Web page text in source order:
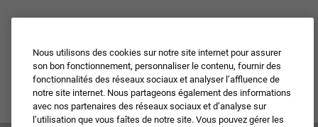
Nous utilisons des cookies sur notre site internet pour assurer
son bon fonctionnement, personnaliser le contenu, fournir des
fonctionnalités des réseaux sociaux et analyser l’affluence de
notre site internet. Nous partageons également des informations
avec nos partenaires des réseaux sociaux et d’analyse sur
l’utilisation que vous faîtes de notre site. Vous pouvez gérer les